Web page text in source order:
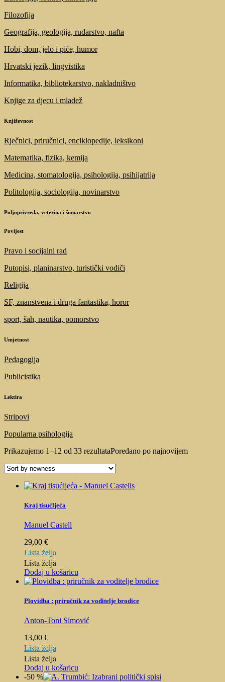
Filozofija
Geografija, geologija, rudarstvo, nafta
Hobi, dom, jelo i piće, humor
Hrvatski jezik, lingvistika
Informatika, bibliotekarstvo, nakladništvo
Knjige za djecu i mladež
Književnost
Rječnici, priručnici, enciklopedije, leksikoni
Matematika, fizika, kemija
Medicina, stomatologija, psihologija, psihijatrija
Politologija, sociologija, novinarstvo
Poljoprivreda, veterina i šumarstvo
Povijest
Pravo i socijalni rad
Putopisi, planinarstvo, turistički vodiči
Religija
SF, znanstvena i druga fantastika, horor
sport, šah, nautika, pomorstvo
Umjetnost
Pedagogija
Publicistika
Lektira
Stripovi
Popularna psihologija
Prikazujemo 1–12 od 33 rezultataPoredano po najnovijem
Kraj tisućljeća
Manuel Castell
29,00 €
Lista želja
Lista želja
Dodaj u košaricu
Plovidba : priručnik za voditelje brodice
Anton-Toni Simović
13,00 €
Lista želja
Lista želja
Dodaj u košaricu
-50 %